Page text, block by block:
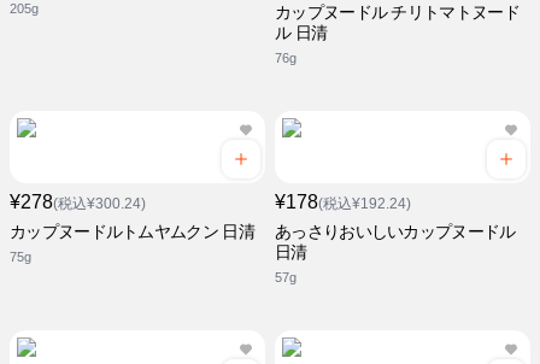
205g
カップヌードル チリトマトヌード
ル 日清
76g
¥278(税込¥300.24)
カップヌードルトムヤムクン 日清
75g
¥178(税込¥192.24)
あっさりおいしいカップヌードル
日清
57g